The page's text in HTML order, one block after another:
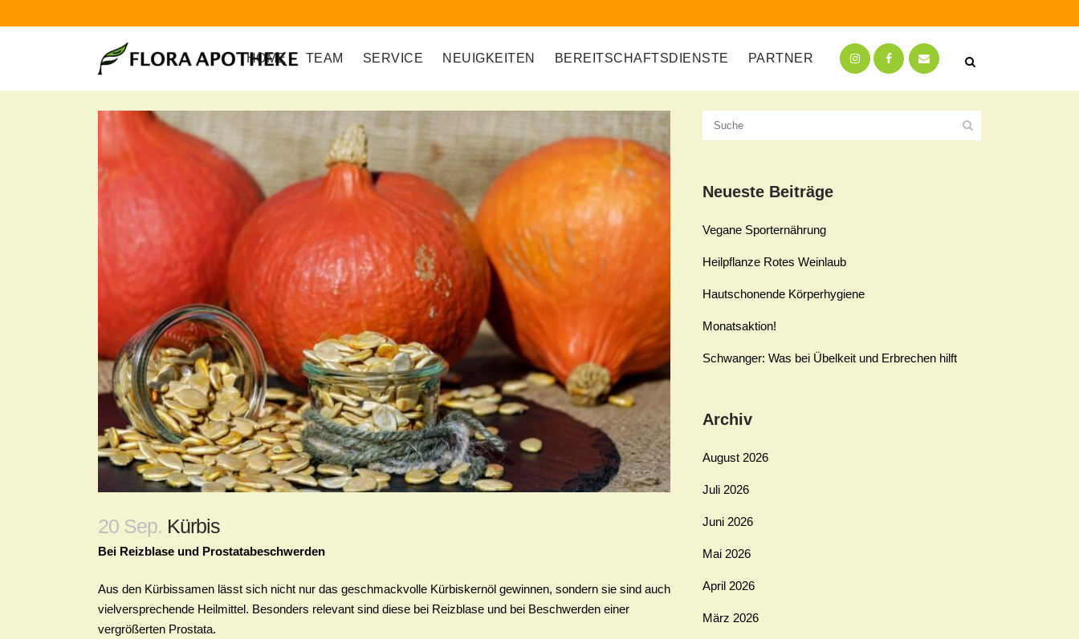
HOME TEAM SERVICE NEUIGKEITEN BEREITSCHAFTSDIENSTE PARTNER
20 Sep. Kürbis
Bei Reizblase und Prostatabeschwerden
Aus den Kürbissamen lässt sich nicht nur das geschmackvolle Kürbiskernöl gewinnen, sondern sie sind auch
vielversprechende Heilmittel. Besonders relevant sind diese bei Reizblase und bei Beschwerden einer
vergrößerten Prostata.
Neueste Beiträge
Vegane Sporternährung
Heilpflanze Rotes Weinlaub
Hautschonende Körperhygiene
Monatsaktion!
Schwanger: Was bei Übelkeit und Erbrechen hilft
Archiv
August 2026
Juli 2026
Juni 2026
Mai 2026
April 2026
März 2026